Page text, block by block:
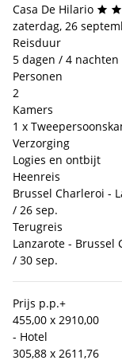
Casa De Hilario
zaterdag, 26
Reisduur
5 dagen / 4 nachten
Personen
2
Kamers
1 x
Verzorging
Logies en ontbijt
Heenreis
Brussel Charleroi -
/ 26 sep.
Terugreis
Lanzarote - Brussel
/ 30 sep.
Prijs p.p.+
455,00 x 2910,00
- Hotel
305,88 x 2611,76